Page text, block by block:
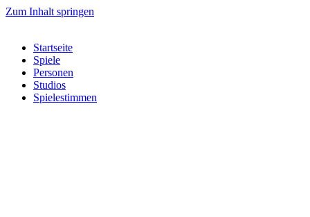
Zum Inhalt springen
Startseite
Spiele
Personen
Studios
Spielestimmen